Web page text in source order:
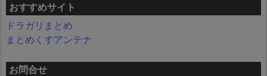
おすすめサイト
ドラガリまとめ
まとめくすアンテナ
お問合せ